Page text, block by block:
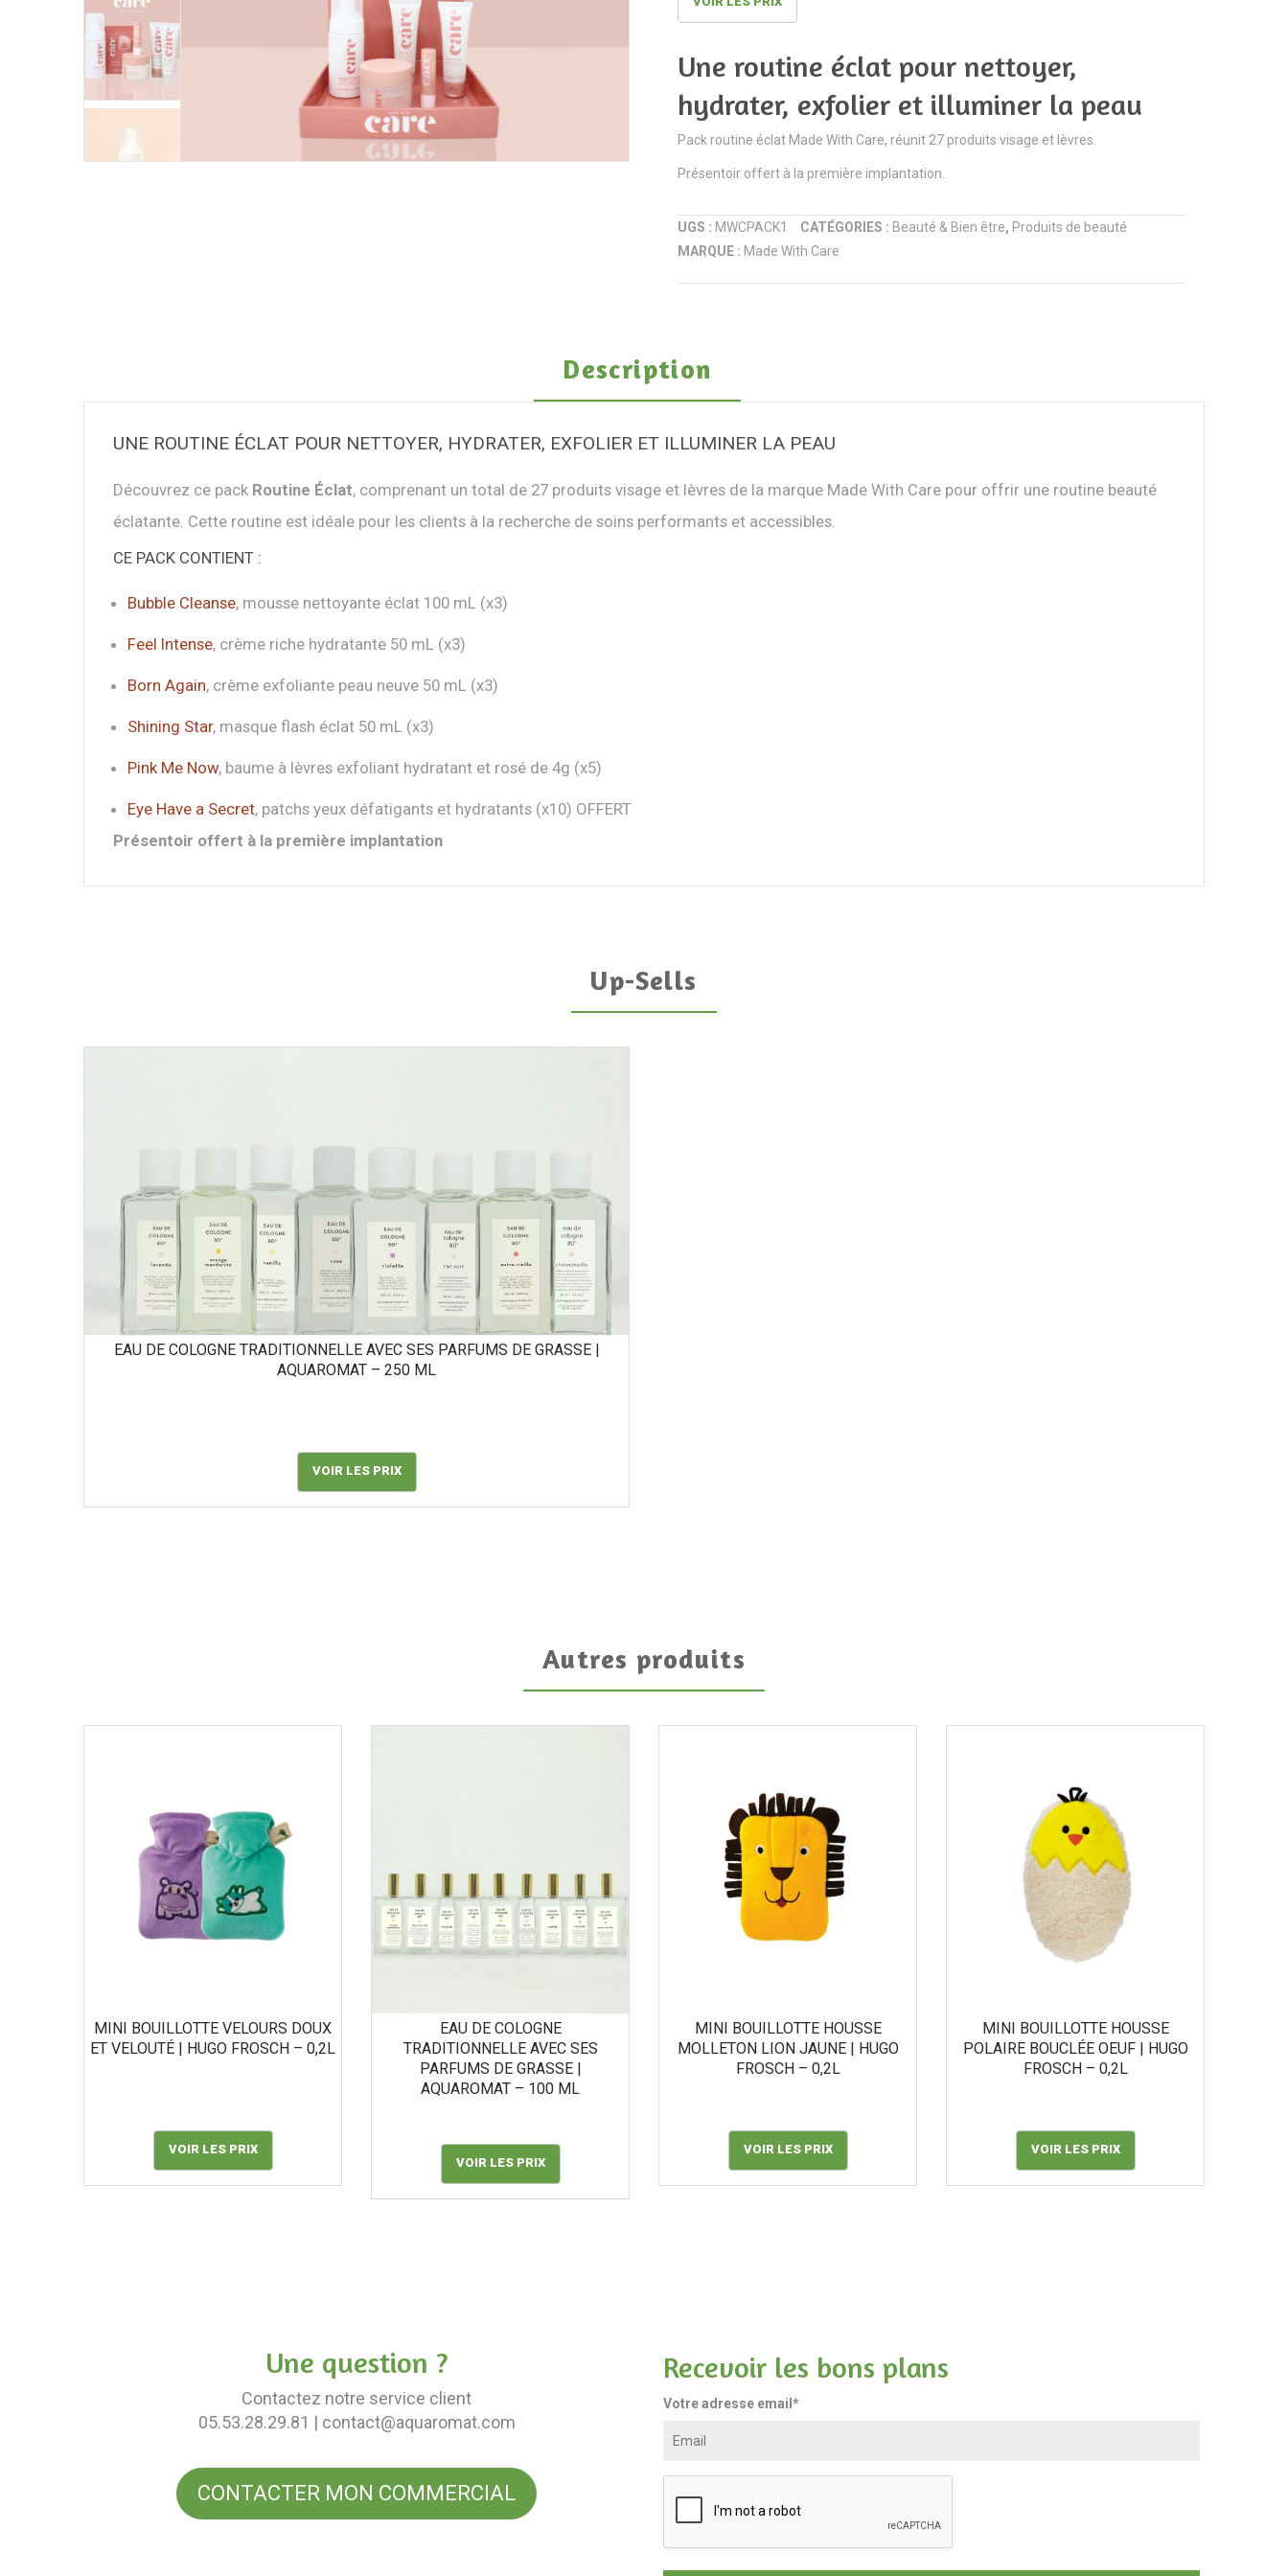
Aquaromat
Une routine éclat pour nettoyer,
hydrater, exfolier et illuminer la peau
Pack routine éclat Made With Care, réunit 27 produits visage et lèvres.
Présentoir offert à la première implantation.
UGS : MWCPACK1 CATÉGORIES : Beauté & Bien être, Produits de beauté
MARQUE : Made With Care
Description
UNE ROUTINE ÉCLAT POUR NETTOYER, HYDRATER, EXFOLIER ET ILLUMINER LA PEAU
Découvrez ce pack Routine Éclat, comprenant un total de 27 produits visage et lèvres de la marque Made With Care pour offrir une routine beauté
éclatante. Cette routine est idéale pour les clients à la recherche de soins performants et accessibles.
CE PACK CONTIENT :
Bubble Cleanse, mousse nettoyante éclat 100 mL (x3)
Feel Intense, crème riche hydratante 50 mL (x3)
Born Again, crème exfoliante peau neuve 50 mL (x3)
Shining Star, masque flash éclat 50 mL (x3)
Pink Me Now, baume à lèvres exfoliant hydratant et rosé de 4g (x5)
Eye Have a Secret, patchs yeux défatigants et hydratants (x10) OFFERT
Présentoir offert à la première implantation
Up-Sells
EAU DE COLOGNE TRADITIONNELLE AVEC SES PARFUMS DE GRASSE |
AQUAROMAT – 250 ML
VOIR LES PRIX
Autres produits
MINI BOUILLOTTE VELOURS DOUX
ET VELOUTÉ | HUGO FROSCH – 0,2L
VOIR LES PRIX
EAU DE COLOGNE
TRADITIONNELLE AVEC SES
PARFUMS DE GRASSE |
AQUAROMAT – 100 ML
VOIR LES PRIX
MINI BOUILLOTTE HOUSSE
MOLLETON LION JAUNE | HUGO
FROSCH – 0,2L
VOIR LES PRIX
MINI BOUILLOTTE HOUSSE
POLAIRE BOUCLÉE OEUF | HUGO
FROSCH – 0,2L
VOIR LES PRIX
Une question ?
Contactez notre service client
05.53.28.29.81 | contact@aquaromat.com
CONTACTER MON COMMERCIAL
Recevoir les bons plans
Votre adresse email*